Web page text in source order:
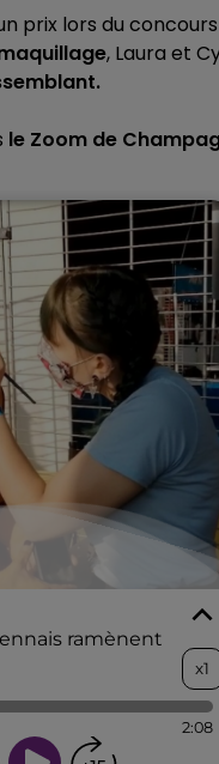
LE
prix lors du
, Laura et
le Zoom de
7h00 -
BEST